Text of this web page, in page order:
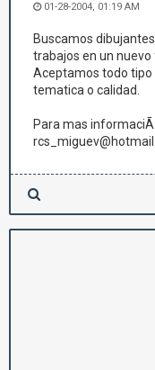
01-28-2004, 01:19 AM
Buscamos
trabajos en un
Aceptamos todo tipo
tematica o calidad.
Para mas